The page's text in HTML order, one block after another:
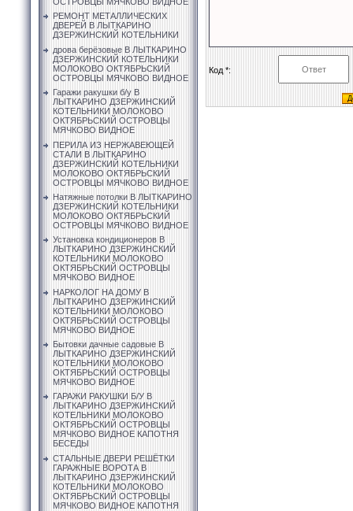
РЕМОНТ МЕТАЛЛИЧЕСКИХ
ДВЕРЕЙ В ЛЫТКАРИНО
ДЗЕРЖИНСКИЙ КОТЕЛЬНИКИ
дрова берёзовые В ЛЫТКАРИНО
ДЗЕРЖИНСКИЙ КОТЕЛЬНИКИ
МОЛОКОВО ОКТЯБРЬСКИЙ
ОСТРОВЦЫ МЯЧКОВО ВИДНОЕ
Гаражи ракушки б/у В
ЛЫТКАРИНО ДЗЕРЖИНСКИЙ
КОТЕЛЬНИКИ МОЛОКОВО
ОКТЯБРЬСКИЙ ОСТРОВЦЫ
МЯЧКОВО ВИДНОЕ
ПЕРИЛА ИЗ НЕРЖАВЕЮЩЕЙ
СТАЛИ В ЛЫТКАРИНО
ДЗЕРЖИНСКИЙ КОТЕЛЬНИКИ
МОЛОКОВО ОКТЯБРЬСКИЙ
ОСТРОВЦЫ МЯЧКОВО ВИДНОЕ
Натяжные потолки В ЛЫТКАРИНО
ДЗЕРЖИНСКИЙ КОТЕЛЬНИКИ
МОЛОКОВО ОКТЯБРЬСКИЙ
ОСТРОВЦЫ МЯЧКОВО ВИДНОЕ
Установка кондиционеров В
ЛЫТКАРИНО ДЗЕРЖИНСКИЙ
КОТЕЛЬНИКИ МОЛОКОВО
ОКТЯБРЬСКИЙ ОСТРОВЦЫ
МЯЧКОВО ВИДНОЕ
НАРКОЛОГ НА ДОМУ В
ЛЫТКАРИНО ДЗЕРЖИНСКИЙ
КОТЕЛЬНИКИ МОЛОКОВО
ОКТЯБРЬСКИЙ ОСТРОВЦЫ
МЯЧКОВО ВИДНОЕ
Бытовки дачные садовые В
ЛЫТКАРИНО ДЗЕРЖИНСКИЙ
КОТЕЛЬНИКИ МОЛОКОВО
ОКТЯБРЬСКИЙ ОСТРОВЦЫ
МЯЧКОВО ВИДНОЕ
ГАРАЖИ РАКУШКИ Б/У В
ЛЫТКАРИНО ДЗЕРЖИНСКИЙ
КОТЕЛЬНИКИ МОЛОКОВО
ОКТЯБРЬСКИЙ ОСТРОВЦЫ
МЯЧКОВО ВИДНОЕ КАПОТНЯ
БЕСЕДЫ
СТАЛЬНЫЕ ДВЕРИ РЕШЁТКИ
ГАРАЖНЫЕ ВОРОТА В
ЛЫТКАРИНО ДЗЕРЖИНСКИЙ
КОТЕЛЬНИКИ МОЛОКОВО
ОКТЯБРЬСКИЙ ОСТРОВЦЫ
МЯЧКОВО ВИДНОЕ КАПОТНЯ
Код *: